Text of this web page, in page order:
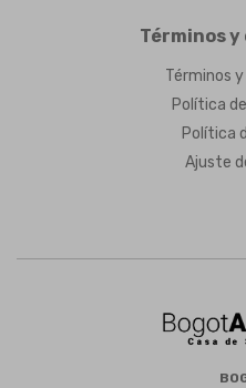
Términos
Términos
Política
Política
Ajuste